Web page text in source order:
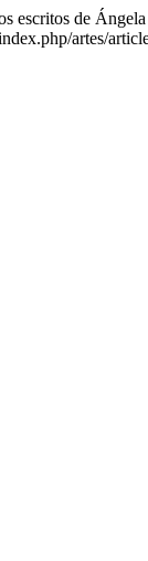
escritos de
artes/